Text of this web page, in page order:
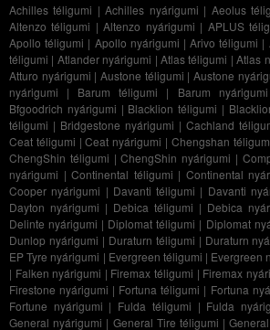
Achilles téligumi |Achilles nyárigumi | Aeolus
Altenzo téligumi |Altenzo nyárigumi | APLUS
Apollo téligumi | Apollo nyárigumi |Arivo téligumi |
téligumi | Atlander nyárigumi | Atlas téligumi |Atlas
Atturo nyárigumi |Austone téligumi |Austone
nyárigumi | Barum téligumi | Barum nyárigumi
Bfgoodrich nyárigumi | Blacklion téligumi |
téligumi | Bridgestone nyárigumi | Cachland
Ceat téligumi |Ceat nyárigumi | Chengshan
ChengShin téligumi |ChengShin nyárigumi |
nyárigumi | Continental téligumi | Continental
Cooper nyárigumi | Davanti téligumi | Davanti
Dayton nyárigumi | Debica téligumi | Debica
Delinte nyárigumi | Diplomat téligumi | Diplomat
Dunlop nyárigumi | Duraturn téligumi | Duraturn
EP Tyre nyárigumi | Evergreen téligumi | Evergreen
| Falken nyárigumi | Firemax téligumi | Firemax
Firestone nyárigumi | Fortuna téligumi | Fortuna
Fortune nyárigumi | Fulda téligumi | Fulda
General nyárigumi | General Tire téligumi |